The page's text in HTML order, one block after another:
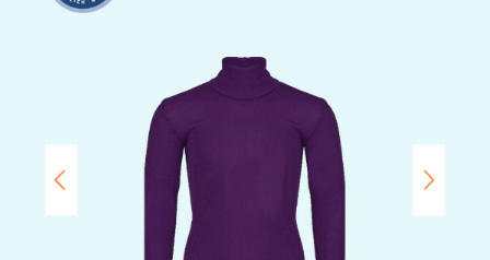
Bildergalerie überspringen